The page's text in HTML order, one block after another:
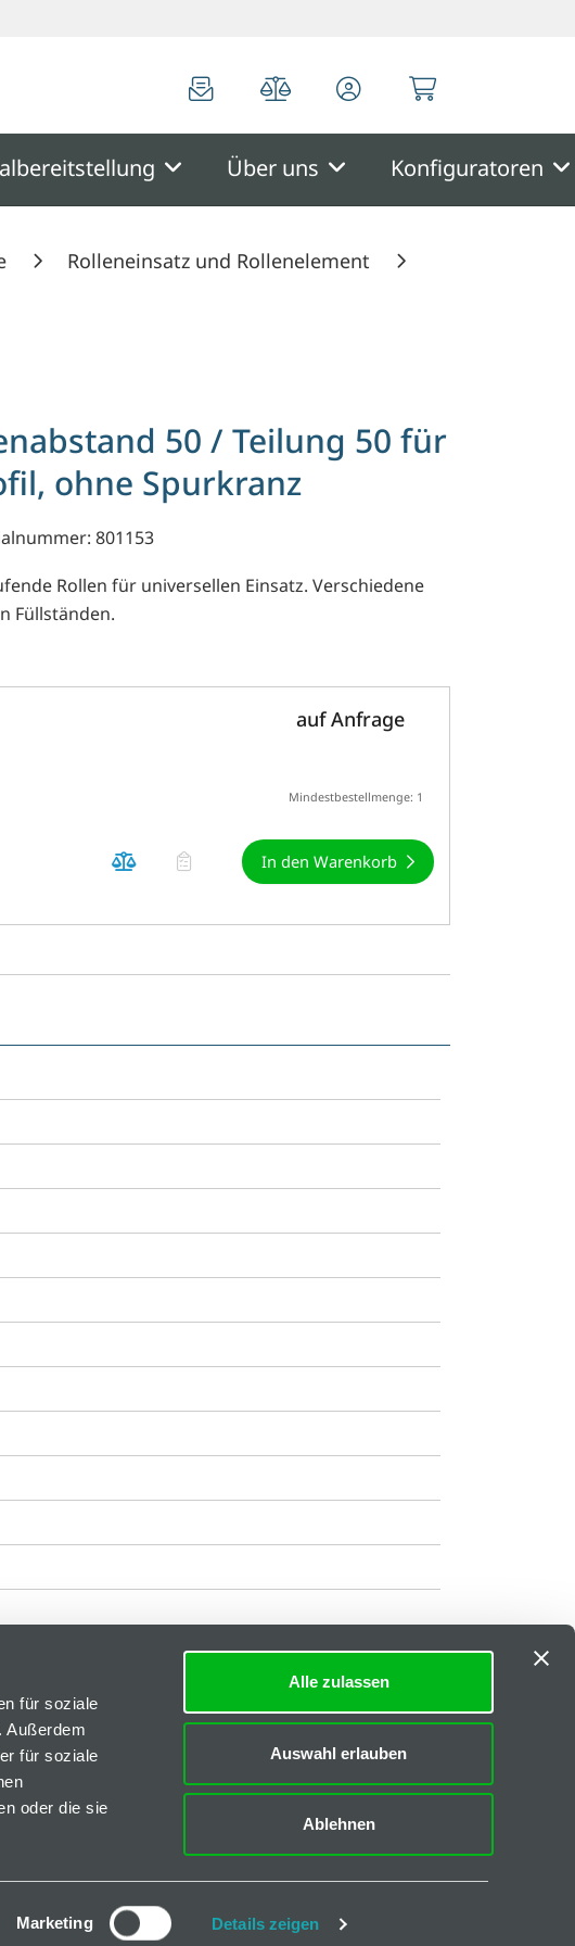
für soziale
Außerdem
für soziale
oder die sie
Marketing Details zeigen
Alle zulassen
Auswahl erlauben
Ablehnen
Über uns Konfiguratoren
Rolleneinsatz und Rollenelement
50 / Teilung 50 für
ohne Spurkranz
801153
Rollen für universellen Einsatz. Verschiedene
Füllständen.
auf Anfrage
Mindestbestellmenge: 1
In den Warenkorb
Downloads
FAQs
CAD-Daten
Katalog I-40
Katalog B-45